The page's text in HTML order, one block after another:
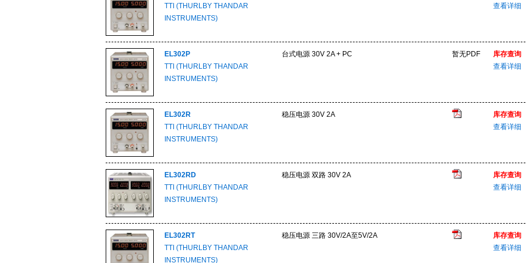
TTI (THURLBY THANDAR
INSTRUMENTS)
查看详细
EL302P
TTI (THURLBY THANDAR
INSTRUMENTS)
台式电源 30V 2A + PC 暂无PDF
库存查询
查看详细
EL302R
TTI (THURLBY THANDAR
INSTRUMENTS)
稳压电源 30V 2A
库存查询
查看详细
EL302RD
TTI (THURLBY THANDAR
INSTRUMENTS)
稳压电源 双路 30V 2A
库存查询
查看详细
EL302RT
TTI (THURLBY THANDAR
INSTRUMENTS)
稳压电源 三路 30V/2A至5V/2A
库存查询
查看详细